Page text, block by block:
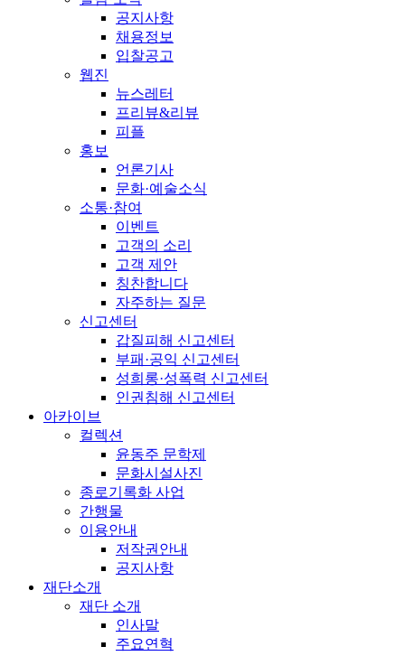
공지사항
채용정보
입찰공고
웹진
뉴스레터
프리뷰&리뷰
피플
홍보
언론기사
문화·예술소식
소통·참여
이벤트
고객의 소리
고객 제안
칭찬합니다
자주하는 질문
신고센터
갑질피해 신고센터
부패·공익 신고센터
성희롱·성폭력 신고센터
인권침해 신고센터
아카이브
컬렉션
윤동주 문학제
문화시설사진
종로기록화 사업
간행물
이용안내
저작권안내
공지사항
재단소개
재단 소개
인사말
주요연혁